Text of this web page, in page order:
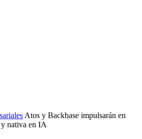
Atos y Backbase impulsarán en
y nativa en IA